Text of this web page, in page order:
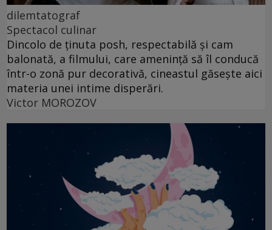
dilemtatograf
Spectacol culinar
Dincolo de ținuta posh, respectabilă și cam
balonată, a filmului, care amenință să îl conducă
într-o zonă pur decorativă, cineastul găsește aici
materia unei intime disperări.
Victor MOROZOV